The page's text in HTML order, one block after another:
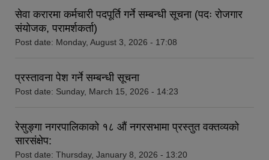
सेवा करारमा कर्मचारी पदपूर्ति गर्ने सम्बन्धी सूचना (पदः रोजगार
संयोजक, परामर्शकर्ता)
Post date: Monday, August 3, 2026 - 17:08
प्रस्तावना पेश गर्ने सम्बन्धी सूचना
Post date: Sunday, March 15, 2026 - 14:23
रेसुङ्गा नगरपालिकाको १८ औं नगरसभामा प्रस्तुत वक्तव्यको
सारसंक्षेप:
Post date: Thursday, January 8, 2026 - 13:20